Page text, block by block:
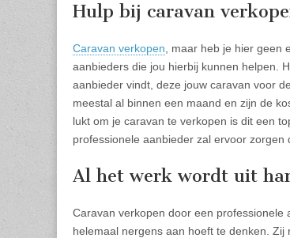
Hulp bij caravan
Caravan verkopen , maar heb je hier geen
aanbieders die jou hierbij kunnen helpen.
aanbieder vindt, deze jouw caravan voor
meestal al binnen een maand en zijn de
lukt om je caravan te verkopen is dit een
professionele aanbieder zal ervoor zorgen
Al het werk wordt uit
Caravan verkopen door een
helemaal nergens aan hoeft te denken.